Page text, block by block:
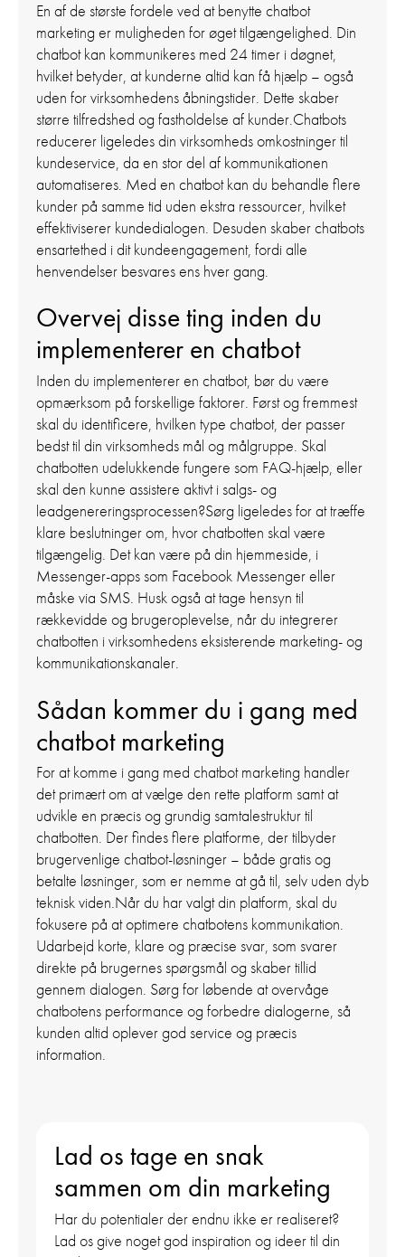
En af de største fordele ved at benytte chatbot
marketing er muligheden for øget tilgængelighed. Din
chatbot kan kommunikeres med 24 timer i døgnet,
hvilket betyder, at kunderne altid kan få hjælp – også
uden for virksomhedens åbningstider. Dette skaber
større tilfredshed og fastholdelse af kunder.Chatbots
reducerer ligeledes din virksomheds omkostninger til
kundeservice, da en stor del af kommunikationen
automatiseres. Med en chatbot kan du behandle flere
kunder på samme tid uden ekstra ressourcer, hvilket
effektiviserer kundedialogen. Desuden skaber chatbots
ensartethed i dit kundeengagement, fordi alle
henvendelser besvares ens hver gang.
Overvej disse ting inden du
implementerer en chatbot
Inden du implementerer en chatbot, bør du være
opmærksom på forskellige faktorer. Først og fremmest
skal du identificere, hvilken type chatbot, der passer
bedst til din virksomheds mål og målgruppe. Skal
chatbotten udelukkende fungere som FAQ-hjælp, eller
skal den kunne assistere aktivt i salgs- og
leadgenereringsprocessen?Sørg ligeledes for at træffe
klare beslutninger om, hvor chatbotten skal være
tilgængelig. Det kan være på din hjemmeside, i
Messenger-apps som Facebook Messenger eller
måske via SMS. Husk også at tage hensyn til
rækkevidde og brugeroplevelse, når du integrerer
chatbotten i virksomhedens eksisterende marketing- og
kommunikationskanaler.
Sådan kommer du i gang med
chatbot marketing
For at komme i gang med chatbot marketing handler
det primært om at vælge den rette platform samt at
udvikle en præcis og grundig samtalestruktur til
chatbotten. Der findes flere platforme, der tilbyder
brugervenlige chatbot-løsninger – både gratis og
betalte løsninger, som er nemme at gå til, selv uden dyb
teknisk viden.Når du har valgt din platform, skal du
fokusere på at optimere chatbotens kommunikation.
Udarbejd korte, klare og præcise svar, som svarer
direkte på brugernes spørgsmål og skaber tillid
gennem dialogen. Sørg for løbende at overvåge
chatbotens performance og forbedre dialogerne, så
kunden altid oplever god service og præcis
information.
Lad os tage en snak
sammen om din marketing
Har du potentialer der endnu ikke er realiseret?
Lad os give noget god inspiration og ideer til din